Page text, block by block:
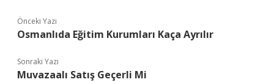
Önceki Yazı
Osmanlıda Eğitim Kurumları Kaça Ayrılır
Sonraki Yazı
Muvazaalı Satış Geçerli Mi